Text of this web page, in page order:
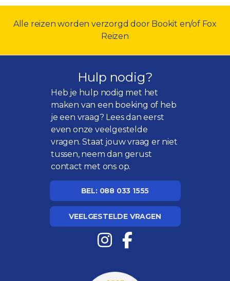
Alle reizen worden verzorgd door Bookit en/of Fox
Reizen
Hulp nodig?
Heb je hulp nodig met het
maken van een boeking of heb
je een vraag? Lees dan eerst
even onzeveelgestelde
vragen. Staat jouw vraag er niet
tussen, neem dan gerust
contact met ons op.
BEL: 088 033 1555
VEELGESTELDE VRAGEN